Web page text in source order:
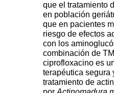
que el tratamiento
en población
que en pacientes
riesgo de efectos
con los
combinación de
ciprofloxacino es
terapéutica segura
tratamiento de